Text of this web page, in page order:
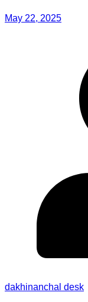
May 22, 2025
dakhinanchal desk